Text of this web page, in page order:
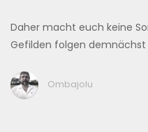
Daher macht euch keine
Gefilden folgen demnächst
Ombajolu